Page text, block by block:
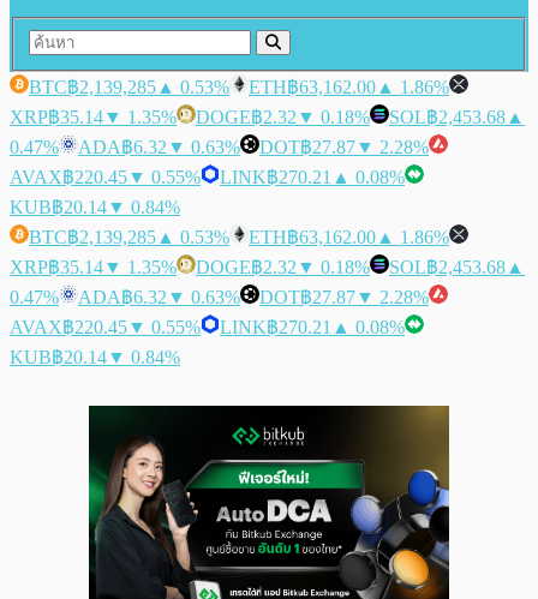
BTC฿2,139,285 ▲ 0.53% ETH฿63,162.00 ▲ 1.86%
XRP฿35.14▼ 1.35% DOGE฿2.32 ▼ 0.18% SOL฿2,453.68 ▲
0.47%
ADA฿6.32 ▼ 0.63% DOT฿27.87▼ 2.28%
AVAX฿220.45▼ 0.55% LINK฿270.21 ▲ 0.08%
KUB฿20.14▼ 0.84%
BTC฿2,139,285 ▲ 0.53% ETH฿63,162.00 ▲ 1.86%
XRP฿35.14▼ 1.35% DOGE฿2.32 ▼ 0.18% SOL฿2,453.68 ▲
0.47%
ADA฿6.32 ▼ 0.63% DOT฿27.87▼ 2.28%
AVAX฿220.45▼ 0.55% LINK฿270.21 ▲ 0.08%
KUB฿20.14▼ 0.84%